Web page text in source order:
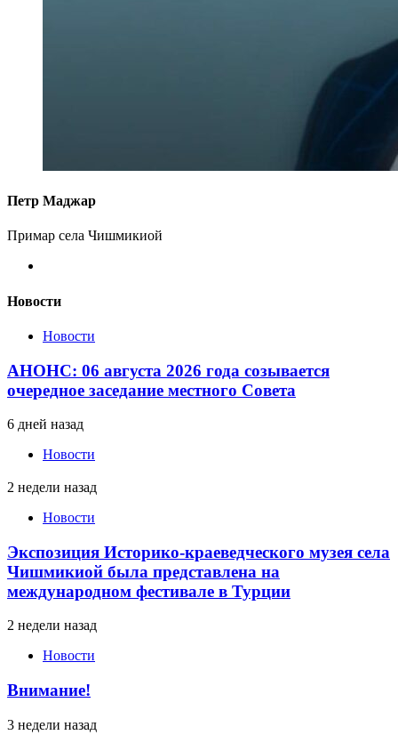
Петр Маджар
Примар села Чишмикиой
Новости
Новости
АНОНС: 06 августа 2026 года созывается
очередное заседание местного Совета
6 дней назад
Новости
2 недели назад
Новости
Экспозиция Историко-краеведческого музея села
Чишмикиой была представлена на
международном фестивале в Турции
2 недели назад
Новости
Внимание!
3 недели назад